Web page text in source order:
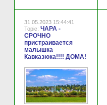
31.05.2023 15:44:41
Topic: ЧАРА -
СРОЧНО
пристраивается
малышка
Кавказюка!!!! ДОМА!